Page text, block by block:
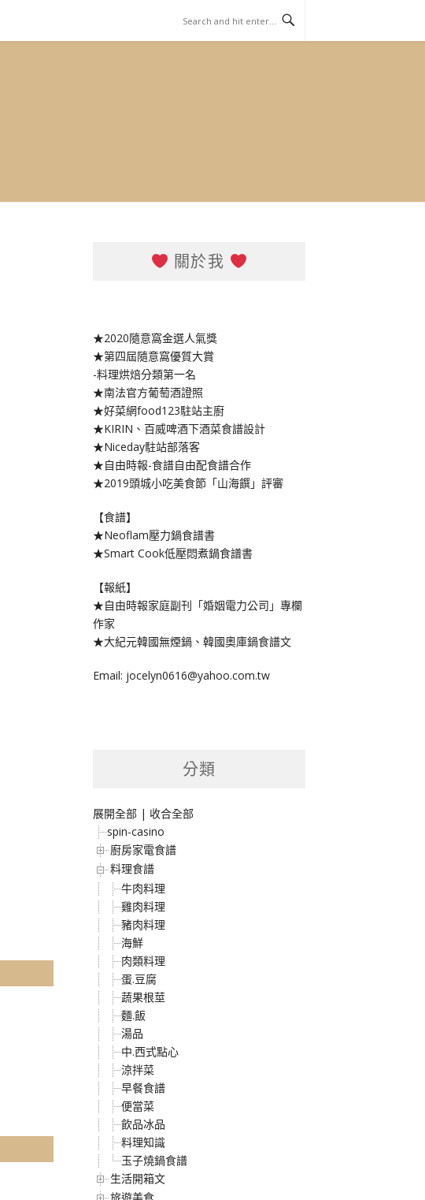
關於我
★2020隨意窩金選人氣獎
★第四屆隨意窩優質大賞
-料理烘焙分類第一名
★南法官方葡萄酒證照
★好菜網food123駐站主廚
★KIRIN、百威啤酒下酒菜食譜設計
★Niceday駐站部落客
★自由時報-食譜自由配食譜合作
★2019頭城小吃美食節「山海饌」評審
【食譜】
★Neoflam壓力鍋食譜書
★Smart Cook低壓悶煮鍋食譜書
【報紙】
★自由時報家庭副刊「婚姻電力公司」專欄
作家
★大紀元韓國無煙鍋、韓國奧庫鍋食譜文
Email: jocelyn0616@yahoo.com.tw
分類
展開全部 | 收合全部
spin-casino
廚房家電食譜
料理食譜
牛肉料理
雞肉料理
豬肉料理
海鮮
肉類料理
蛋.豆腐
蔬果根莖
麵.飯
湯品
中.西式點心
涼拌菜
早餐食譜
便當菜
飲品冰品
料理知識
玉子燒鍋食譜
生活開箱文